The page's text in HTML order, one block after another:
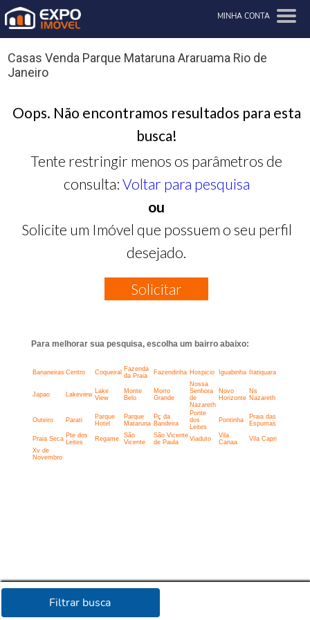
MINHA CONTA
Filtrar busca
Casas Venda Parque Mataruna Araruama Rio de
Janeiro
Oops. Não encontramos resultados para esta
busca!
Tente restringir menos os parâmetros de
consulta: Voltar para pesquisa
ou
Solicite um Imóvel que possuem o seu perfil
desejado.
Solicitar
Para melhorar sua pesquisa, escolha um bairro abaixo:
Bananeiras Centro Coqueiral Fazenda
da Praia
Fazendinha Hospicio Iguabinha Itatiquara
Japao Lakeview
Lake
View
Monte
Belo
Morro
Grande
Nossa
Senhora
de
Nazareth
Novo
Horizonte
Ns
Nazareth
Outeiro Parati
Parque
Hotel
Parque
Mataruna
Pç da
Bandeira
Ponte
dos
Leites
Pontinha
Praia das
Espumas
Praia Seca Pte dos
Leites
Regame
São
Vicente
São Vicente
de Paula
Viaduto
Vila
Canaa
Vila Capri
Xv de
Novembro